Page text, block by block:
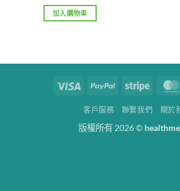
was:
$1000.
is:
加入購物車
Visa PayPal Stripe
客戶服務 聯繫我們 關於
版權所有 2026 ©